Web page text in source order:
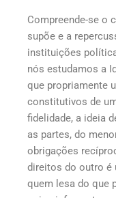
Compreende-se o
supõe e a
instituições
nós estudamos a
que propriamente
constitutivos de
fidelidade, a ideia
as partes, do
obrigações
direitos do outro é
quem lesa do que